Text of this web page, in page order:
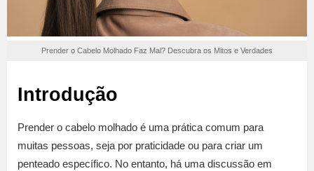
Prender o Cabelo Molhado Faz Mal? Descubra os Mitos e Verdades
Introdução
Prender o cabelo molhado é uma prática comum para
muitas pessoas, seja por praticidade ou para criar um
penteado específico. No entanto, há uma discussão em